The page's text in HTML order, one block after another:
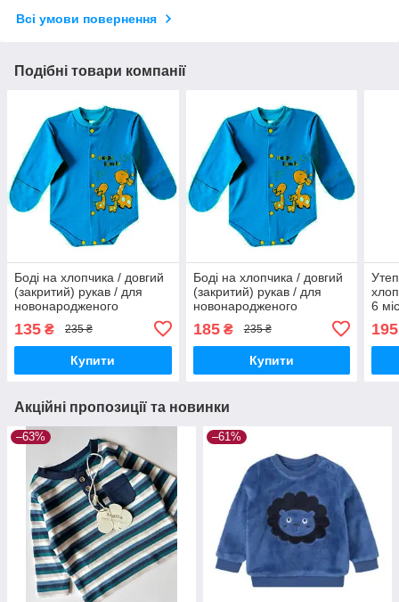
Всі умови повернення
Подібні товари компанії
Боді на хлопчика / довгий
(закритий) рукав / для
новонародженого
135 ₴ 235 ₴
Купити
Боді на хлопчика / довгий
(закритий) рукав / для
новонародженого
185₴ 235 ₴
Купити
6
195
Акційні пропозиції та новинки
–63% –61%